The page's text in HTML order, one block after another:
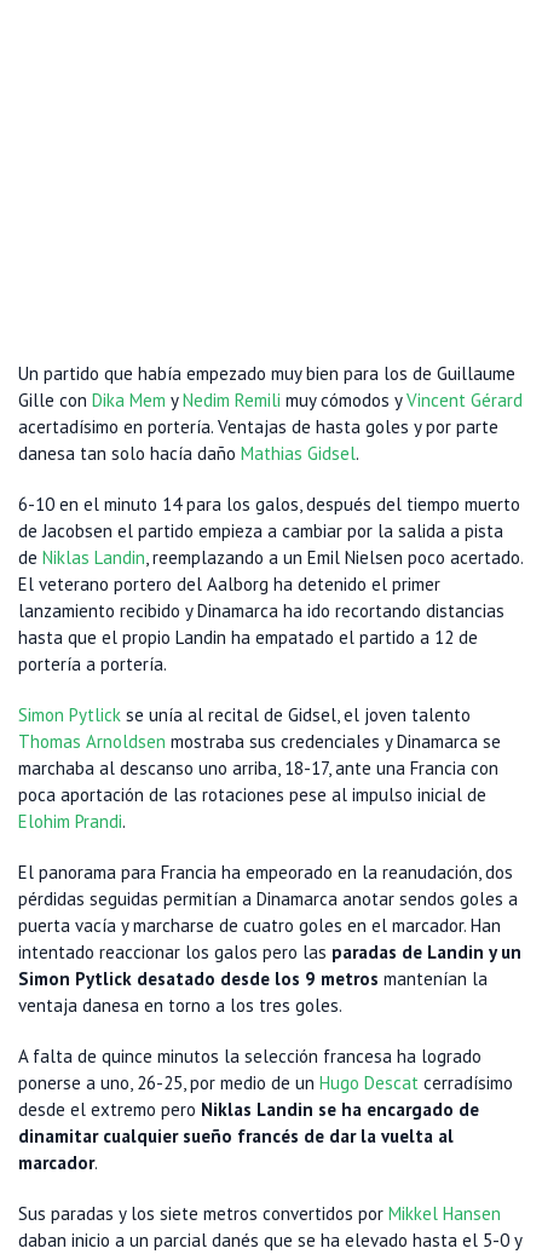
Un partido que había empezado muy bien para los de Guillaume
Gille con Dika Mem yNedim Remili muy cómodos yVincent Gérard
acertadísimo en portería. Ventajas de hasta goles y por parte
danesa tan solo hacía daño Mathias Gidsel.
6-10 en el minuto 14 para los galos, después del tiempo muerto
de Jacobsen el partido empieza a cambiar por la salida a pista
de Niklas Landin, reemplazando a un Emil Nielsen poco acertado.
El veterano portero del Aalborg ha detenido el primer
lanzamiento recibido y Dinamarca ha ido recortando distancias
hasta que el propio Landin ha empatado el partido a 12 de
portería a portería.
Simon Pytlick se unía al recital de Gidsel, el joven talento
Thomas Arnoldsen mostraba sus credenciales y Dinamarca se
marchaba al descanso uno arriba, 18-17, ante una Francia con
poca aportación de las rotaciones pese al impulso inicial de
Elohim Prandi.
El panorama para Francia ha empeorado en la reanudación, dos
pérdidas seguidas permitían a Dinamarca anotar sendos goles a
puerta vacía y marcharse de cuatro goles en el marcador. Han
intentado reaccionar los galos pero las paradas de Landin y un
Simon Pytlick desatado desde los 9 metros mantenían la
ventaja danesa en torno a los tres goles.
A falta de quince minutos la selección francesa ha logrado
ponerse a uno, 26-25, por medio de un Hugo Descat cerradísimo
desde el extremo pero Niklas Landin se ha encargado de
dinamitar cualquier sueño francés de dar la vuelta al
marcador.
Sus paradas y los siete metros convertidos por Mikkel Hansen
daban inicio a un parcial danés que se ha elevado hasta el 5-0 y